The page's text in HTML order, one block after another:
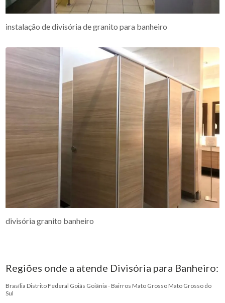
instalação de divisória de granito para banheiro
divisória granito banheiro
Regiões onde a atende Divisória para Banheiro:
Brasília Distrito Federal Goiás Goiânia - Bairros Mato Grosso Mato Grosso do
Sul